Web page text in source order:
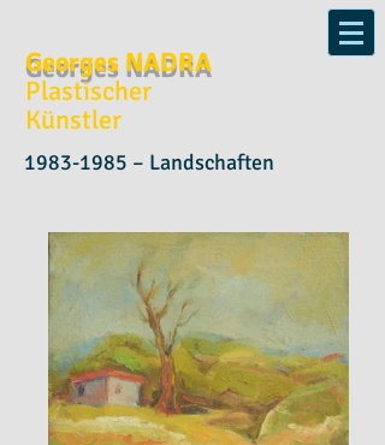
Georges NADRA
Plastischer
Künstler
1983-1985 – Landschaften